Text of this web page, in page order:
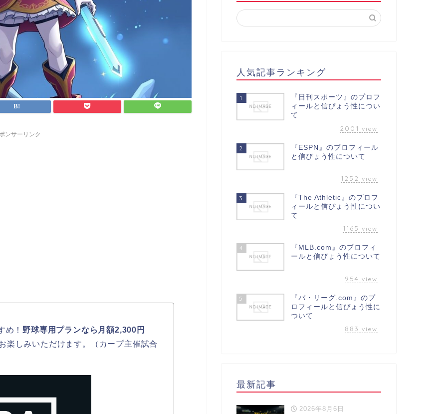
ンサーリンク
め！ 野球専用プランなら月額2,300円
楽しみいただけます。（カープ主催試合
人気記事ランキング
1
『日刊スポーツ』のプロフ
ィールと信ぴょう性につい
て
2001 view
2
『ESPN』のプロフィール
と信ぴょう性について
1252 view
3
『The Athletic』のプロフ
ィールと信ぴょう性につい
て
1165 view
4
『MLB.com』のプロフィ
ールと信ぴょう性について
954 view
5
『パ・リーグ.com』のプ
ロフィールと信ぴょう性に
ついて
883 view
最新記事
2026年8月6日